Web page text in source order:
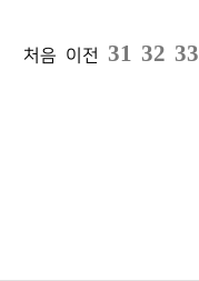
처음 이전 31 32 33